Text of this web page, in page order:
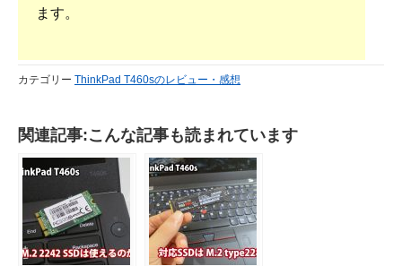
ます。
カテゴリー ThinkPad T460sのレビュー・感想
関連記事:こんな記事も読まれています